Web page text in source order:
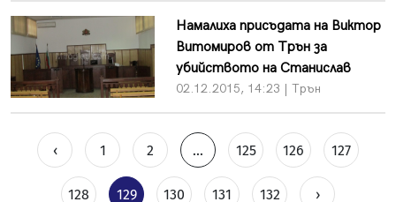
Намалиха присъдата на Виктор
Витомиров от Трън за
убийството на Станислав
02.12.2015, 14:23 | Трън
‹ 1 2 ... 125 126 127
128 129 130 131 132 ›